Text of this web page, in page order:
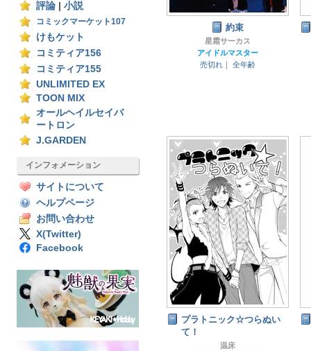
評論
小説
コミックマーケット107
けもケット
コミティア156
コミティア155
UNLIMITED EX
TOON MIX
オールヘイルセイバ
ートロン
J.GARDEN
インフォメーション
サイトについて
ヘルプページ
お問い合わせ
X(Twitter)
Facebook
約束
星霜サーカス
アイドルマスター
売切れ｜
全年齢
プラトニック☆つらぬい
て！
温床